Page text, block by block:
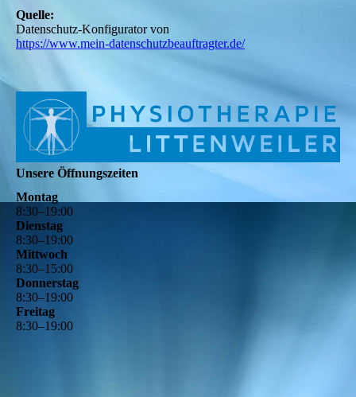
Quelle:
Datenschutz-Konfigurator von
https://www.mein-datenschutzbeauftragter.de/
Unsere Öffnungszeiten
Montag
8:30–19:00
Dienstag
8:30–19:00
Mittwoch
8:30–15:00
Donnerstag
8:30–19:00
Freitag
8:30–19:00